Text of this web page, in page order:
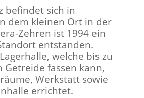
befindet sich in
dem kleinen Ort in der
Zehren ist 1994 ein
entstanden.
welche bis zu
Getreide fassen kann,
Werkstatt sowie
errichtet.